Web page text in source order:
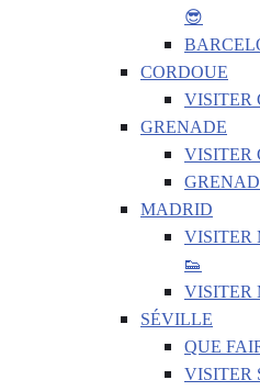
😎
CORDOUE
VISITER
GRENADE
VISITER
MADRID
VISITER
👟
VISITER
SÉVILLE
QUE
VISITER